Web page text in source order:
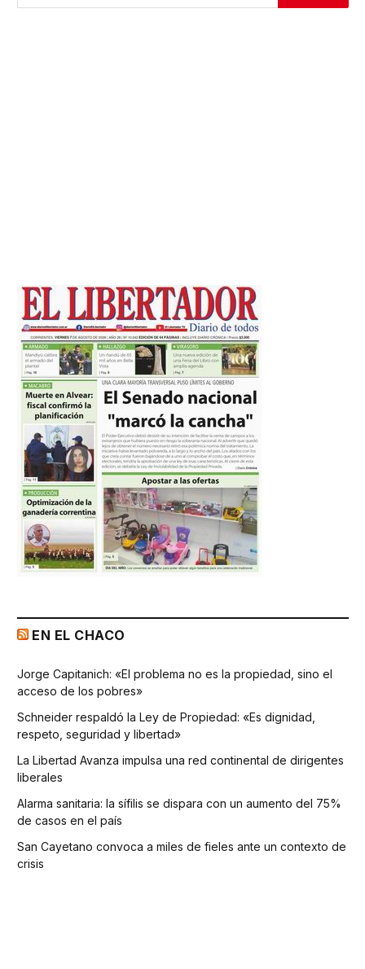
EN EL CHACO
Jorge Capitanich: «El problema no es la propiedad, sino el
acceso de los pobres»
Schneider respaldó la Ley de Propiedad: «Es dignidad,
respeto, seguridad y libertad»
La Libertad Avanza impulsa una red continental de dirigentes
liberales
Alarma sanitaria: la sífilis se dispara con un aumento del 75%
de casos en el país
San Cayetano convoca a miles de fieles ante un contexto de
crisis